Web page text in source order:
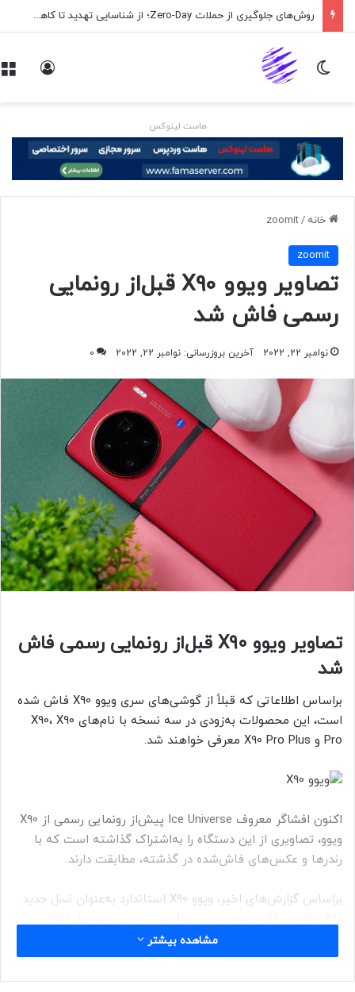
روش‌های جلوگیری از حملات Zero-Day؛ از شناسایی تهدید تا کاهش ریسک
تغییر پوسته
هاست لینوکس
خانه /
zoomit
zoomit
تصاویر ویوو X90 قبل‌از رونمایی
رسمی فاش شد
نوامبر 22, 2022 آخرین بروزرسانی: نوامبر 22, 2022 0
تصاویر ویوو X90 قبل‌از رونمایی رسمی فاش
شد
براساس اطلاعاتی که قبلاً از گوشی‌های سری ویوو X90 فاش شده
است، این محصولات به‌زودی در سه نسخه با نام‌های X90، X90
Pro و X90 Pro Plus معرفی خواهند شد.
اکنون افشاگر معروف Ice Universe پیش‌از رونمایی رسمی از X90
ویوو، تصاویری از این دستگاه را به‌اشتراک گذاشته است که با
رندرها و عکس‌های فاش‌شده در گذشته، مطابقت دارند.
براساس گزارش‌های اخیر، ویوو X90 استاندارد به‌عنوان نسل جدید
سخت‌افزاری نسبت به مدل قبلی خود، ارتقا درخورتوجهی دریافت
کند. ازجمله ویژگی‌های موردانتظار این گوشی می‌توان به تراشه‌ی
Dimensity 9200، رم LPDDR5، حافظه‌ی ذخیره‌سازی UFS 4.0 و
مشاهده بیشتر